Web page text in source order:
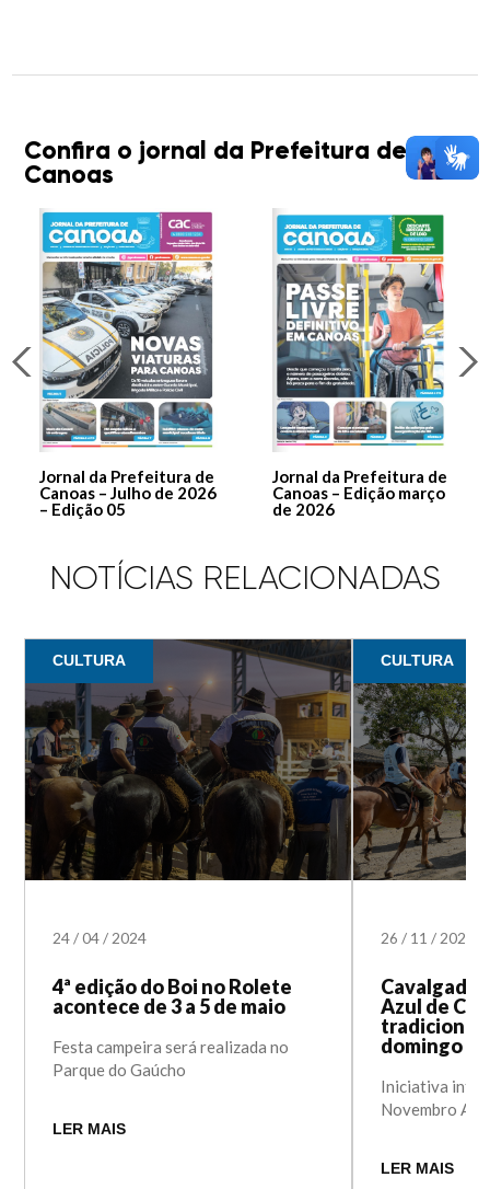
Confira o jornal da Prefeitura de
Canoas
Jornal da Prefeitura de
Canoas – Julho de 2026
– Edição 05
Jornal da Prefeitura de
Canoas – Edição março
de 2026
NOTÍCIAS RELACIONADAS
CULTURA
24/04/ 2024
4ª edição do Boi no Rolete
acontece de 3 a 5 de maio
Festa campeira será realizada no
Parque do Gaúcho
LER MAIS
CULTURA
26/ 11/ 2023
Cavalgada
Azul de
domingo
Iniciativa
Novembro
LER MAIS